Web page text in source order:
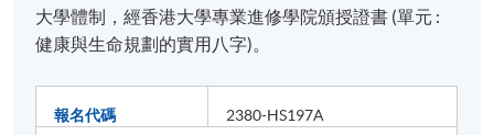
大學體制，經香港大學專業進修學院頒授證書 (單元 :
健康與生命規劃的實用八字)。
報名代碼 2380-HS197A